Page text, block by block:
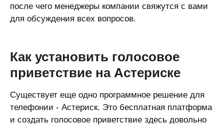
после чего менеджеры компании свяжутся с вами
для обсуждения всех вопросов.
Как установить голосовое
приветствие на Астериске
Существует еще одно программное решение для
телефонии - Астериск. Это бесплатная платформа
и создать голосовое приветствие здесь довольно